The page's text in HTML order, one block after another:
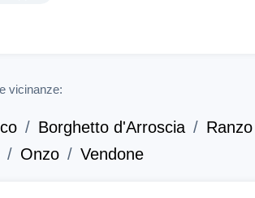
vicinanze:
Borghetto d'Arroscia
Ranzo
Onzo Vendone